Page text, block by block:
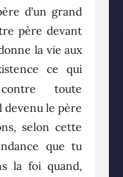
d’un grand
père devant
la vie aux
ce qui
toute
devenu le père
selon cette
que tu
la foi quand,